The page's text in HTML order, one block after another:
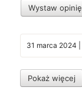
Wystaw opinię
31 marca 2024
Pokaż więcej